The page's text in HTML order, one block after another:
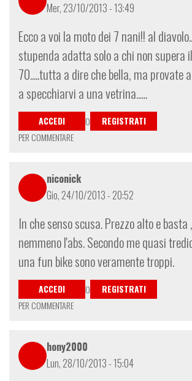
Mer, 23/10/2013 - 13:49
Ecco a voi la moto dei 7 nani!! al
stupenda adatta solo a chi non supera
70.....tutta a dire che bella, ma provate
a specchiarvi a una vetrina......
ACCEDI O
REGISTRATI
PER COMMENTARE
niconick
Gio, 24/10/2013 - 20:52
In che senso scusa. Prezzo alto e basta
nemmeno l'abs. Secondo me quasi
una fun bike sono veramente troppi.
ACCEDI O
REGISTRATI
PER COMMENTARE
hony2000
Lun, 28/10/2013 - 15:04